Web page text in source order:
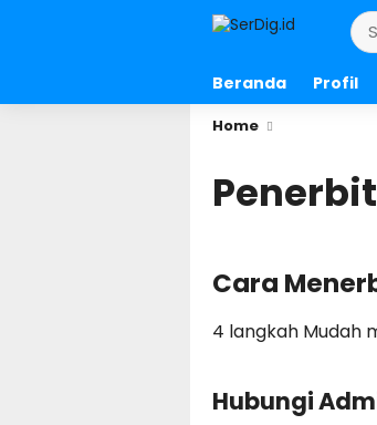
Beranda Profil
Home
Cara
4 langkah Mudah
Hubungi